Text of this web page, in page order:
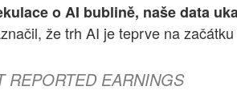
o AI bublině, naše data
že trh AI je teprve na
REPORTED EARNINGS